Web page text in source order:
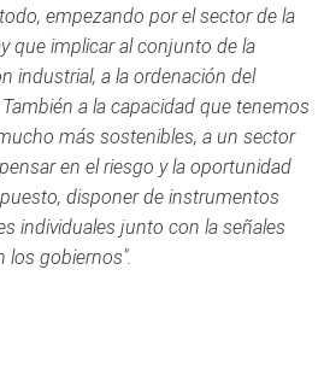
empezando por el sector de la
que implicar al conjunto de la
industrial, a la ordenación del
a la capacidad que tenemos
más sostenibles, a un sector
en el riesgo y la oportunidad
disponer de instrumentos
individuales junto con la señales
los gobiernos".